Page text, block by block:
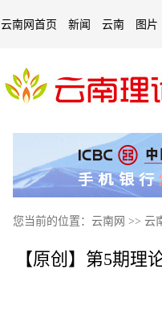
云南网首页 新闻 云南 图片
您当前的位置： 云南网 >> 云
【原创】第5期理